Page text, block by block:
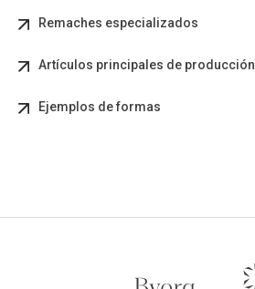
Remaches especializados
Artículos principales de producción
Ejemplos de formas